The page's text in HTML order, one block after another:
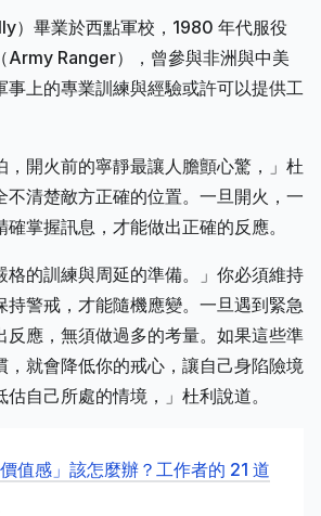
）畢業於西點軍校，1980 年代服役
Army Ranger），曾參與非洲與中美
事上的專業訓練與經驗或許可以提供工
，開火前的寧靜最讓人膽顫心驚，」杜
不清楚敵方正確的位置。一旦開火，一
掌握訊息，才能做出正確的反應。
格的訓練與周延的準備。」你必須維持
持警戒，才能隨機應變。一旦遇到緊急
反應，無須做過多的考量。如果這些準
，就會降低你的戒心，讓自己身陷險境
自己所處的情境，」杜利說道。
值感」該怎麼辦？工作者的 21 道